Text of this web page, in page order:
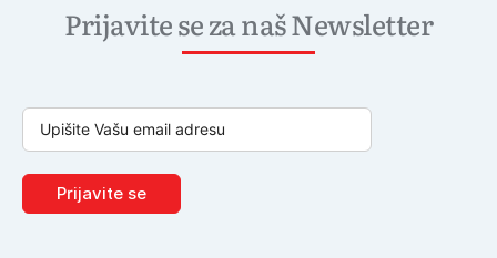
Prijavite se za naš Newsletter
Prijavite se